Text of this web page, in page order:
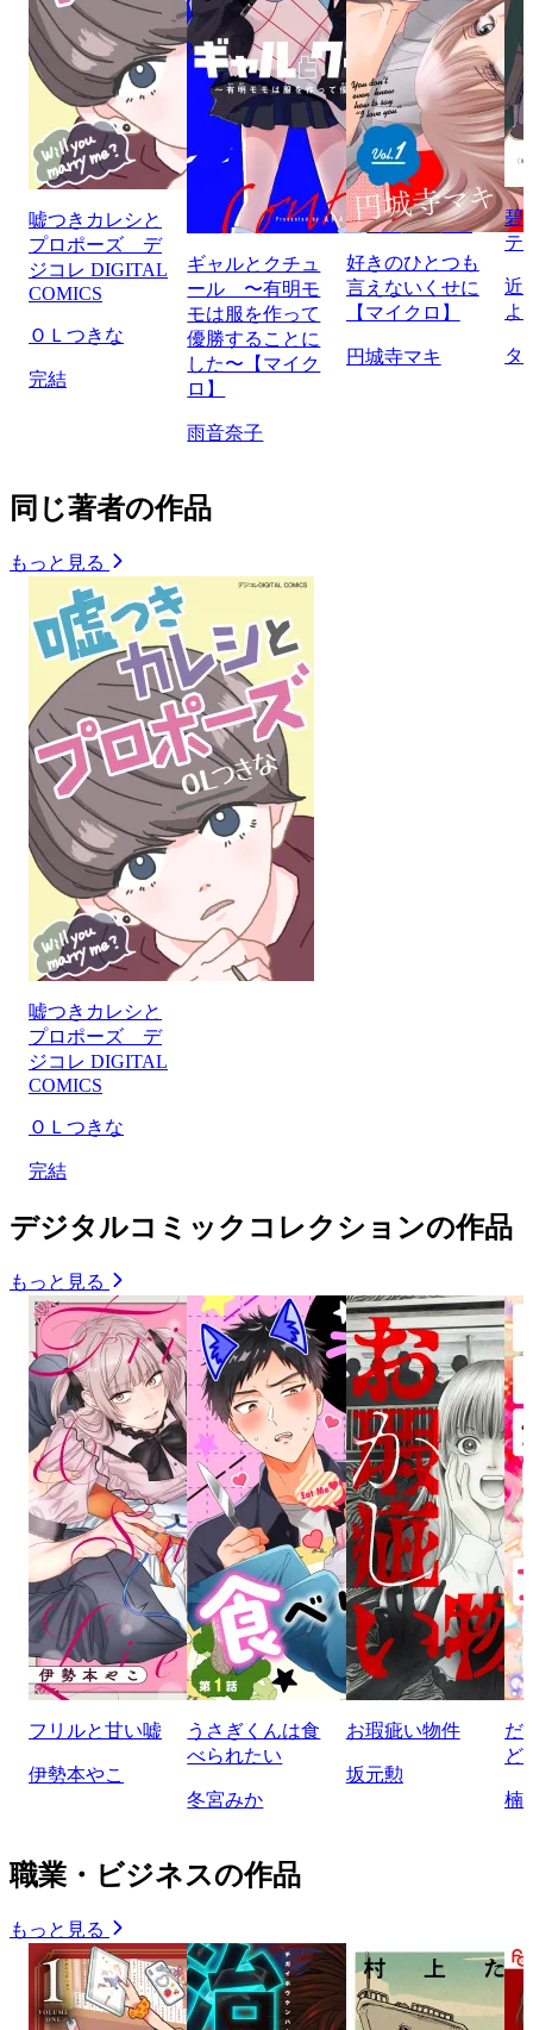
嘘つきカレシと
プロポーズ デ
ジコレ DIGITAL
COMICS
ＯＬつきな
完結
ギャルとクチュ
ール 〜有明モ
モは服を作って
優勝することに
した〜【マイク
ロ】
雨音奈子
好きのひとつも
言えないくせに
【マイクロ】
円城寺マキ
碧
テ
近
よ
タ
同じ著者の作品
もっと見る
嘘つきカレシと
プロポーズ デ
ジコレ DIGITAL
COMICS
ＯＬつきな
完結
デジタルコミックコレクションの作品
もっと見る
フリルと甘い嘘
伊勢本やこ
うさぎくんは食
べられたい
冬宮みか
お瑕疵い物件
坂元勲
だ
ど
楠
職業・ビジネスの作品
もっと見る